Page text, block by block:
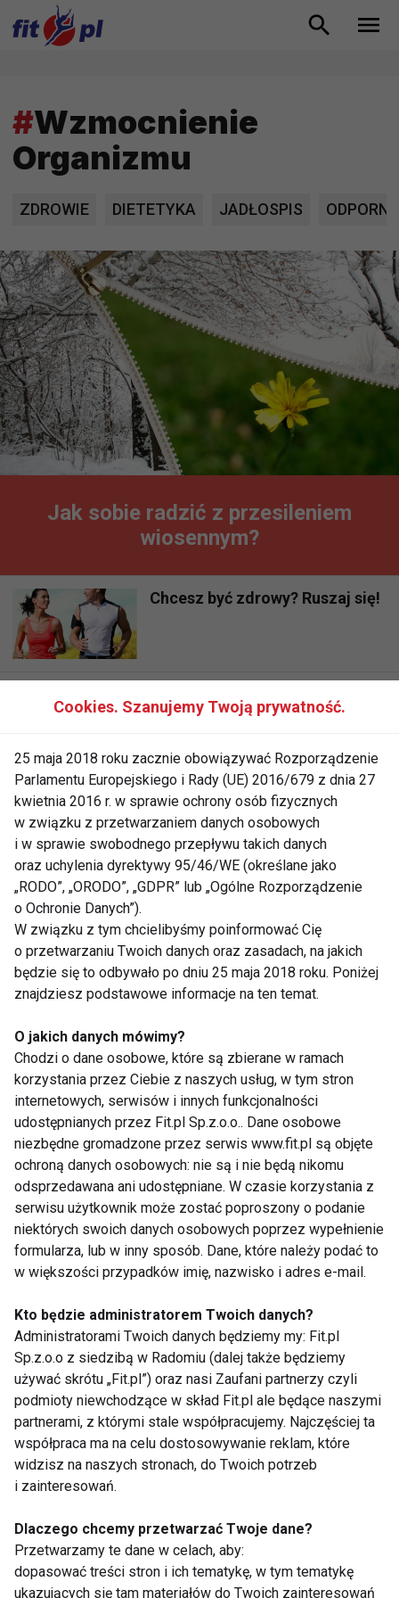
#Wzmocnienie
Organizmu
ZDROWIE DIETETYKA JADŁOSPIS
Jak sobie radzić z przesileniem
wiosennym?
Chcesz być zdrowy? Ruszaj się!
Dieta na odporność
Nie przegap nowości ze
świata FIT!
Zapisz się do naszego newslettera
Wyrażam zgodę na otrzymywanie informacji
handlowej drogą elektroniczną na podany adres e-mail
przez FIT.PL. Więcej informacji znajdziesz w Polityce
Prywatności.
ZAPISZ SIĘ
WSPÓŁPRACA
REDAKCJA
PRYWATNOŚĆ
Powiadomienia
Newsletter
Cookies. Szanujemy Twoją prywatność.
25 maja 2018 roku zacznie obowiązywać Rozporządzenie
Parlamentu Europejskiego i Rady (UE) 2016/679 z dnia 27
kwietnia 2016 r. w sprawie ochrony osób fizycznych
w związku z przetwarzaniem danych osobowych
i w sprawie swobodnego przepływu takich danych
oraz uchylenia dyrektywy 95/46/WE (określane jako
„RODO”, „ORODO”, „GDPR” lub „Ogólne Rozporządzenie
o Ochronie Danych”).
W związku z tym chcielibyśmy poinformować Cię
o przetwarzaniu Twoich danych oraz zasadach, na jakich
będzie się to odbywało po dniu 25 maja 2018 roku. Poniżej
znajdziesz podstawowe informacje na ten temat.
O jakich danych mówimy?
Chodzi o dane osobowe, które są zbierane w ramach
korzystania przez Ciebie z naszych usług, w tym stron
internetowych, serwisów i innych funkcjonalności
udostępnianych przez Fit.pl Sp.z.o.o.. Dane osobowe
niezbędne gromadzone przez serwis www.fit.pl są objęte
ochroną danych osobowych: nie są i nie będą nikomu
odsprzedawana ani udostępniane. W czasie korzystania z
serwisu użytkownik może zostać poproszony o podanie
niektórych swoich danych osobowych poprzez wypełnienie
formularza, lub w inny sposób. Dane, które należy podać to
w większości przypadków imię, nazwisko i adres e-mail.
Kto będzie administratorem Twoich danych?
Administratorami Twoich danych będziemy my: Fit.pl
Sp.z.o.o z siedzibą w Radomiu (dalej także będziemy
używać skrótu „Fit.pl”) oraz nasi Zaufani partnerzy czyli
podmioty niewchodzące w skład Fit.pl ale będące naszymi
partnerami, z którymi stale współpracujemy. Najczęściej ta
współpraca ma na celu dostosowywanie reklam, które
widzisz na naszych stronach, do Twoich potrzeb
i zainteresowań.
Dlaczego chcemy przetwarzać Twoje dane?
Przetwarzamy te dane w celach, aby:
dopasować treści stron i ich tematykę, w tym tematykę
ukazujących się tam materiałów do Twoich zainteresowań